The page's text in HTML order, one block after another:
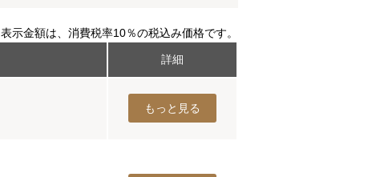
表示金額は、消費税率10％の税込み価格です。
詳細
もっと見る